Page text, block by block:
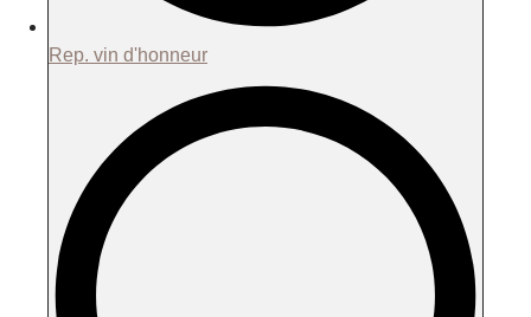
Rep. vin d'honneur